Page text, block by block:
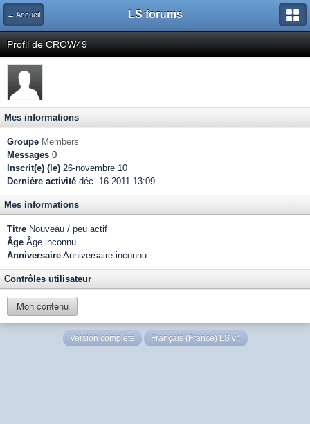
← Accueil LS forums
Profil de CROW49
Mes informations
Groupe Members
Messages 0
Inscrit(e) (le) 26-novembre 10
Dernière activité déc. 16 2011 13:09
Mes informations
Titre Nouveau / peu actif
Âge Âge inconnu
Anniversaire Anniversaire inconnu
Contrôles utilisateur
Mon contenu
Version complète Français (France) LS v4